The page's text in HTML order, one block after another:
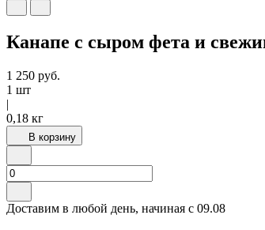
Канапе с сыром фета и
1 250 руб.
1 шт
|
0,18 кг
В корзину
Доставим в любой день, начиная с 09.08